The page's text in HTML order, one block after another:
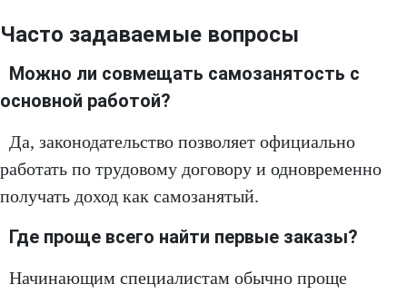
Часто задаваемые вопросы
Можно ли совмещать самозанятость с
основной работой?
Да, законодательство позволяет официально
работать по трудовому договору и одновременно
получать доход как самозанятый.
Где проще всего найти первые заказы?
Начинающим специалистам обычно проще